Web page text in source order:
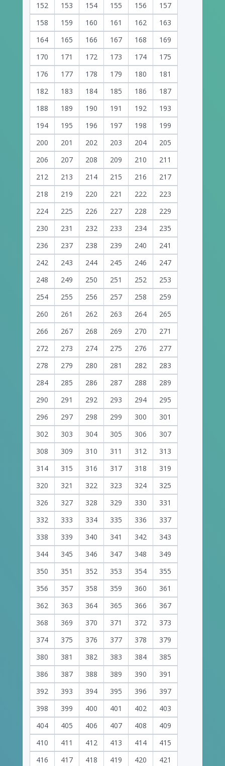
152
153 154 155 156
157
158
159 160 161 162
163
164
165 166 167 168
169
170
171 172 173 174
175
176
177 178 179 180
181
182
183 184 185 186
187
188
189 190 191 192
193
194
195 196 197 198
199
200
201 202 203 204
205
206
207 208 209 210
211
212
213 214 215 216
217
218
219 220 221 222
223
224
225 226 227 228
229
230
231 232 233 234
235
236
237 238 239 240
241
242
243 244 245 246
247
248
249 250 251 252
253
254
255 256 257 258
259
260
261 262 263 264
265
266
267 268 269 270
271
272
273 274 275 276
277
278
279 280 281 282
283
284
285 286 287 288
289
290
291 292 293 294
295
296
297 298 299 300
301
302
303 304 305 306
307
308
309 310 311 312
313
314
315 316 317 318
319
320
321 322 323 324
325
326
327 328 329 330
331
332
333 334 335 336
337
338
339 340 341 342
343
344
345 346 347 348
349
350
351 352 353 354
355
356
357 358 359 360
361
362
363 364 365 366
367
368
369 370 371 372
373
374
375 376 377 378
379
380
381 382 383 384
385
386
387 388 389 390
391
392
393 394 395 396
397
398
399 400 401 402
403
404
405 406 407 408
409
410
411 412 413 414
415
416
417 418 419 420 421